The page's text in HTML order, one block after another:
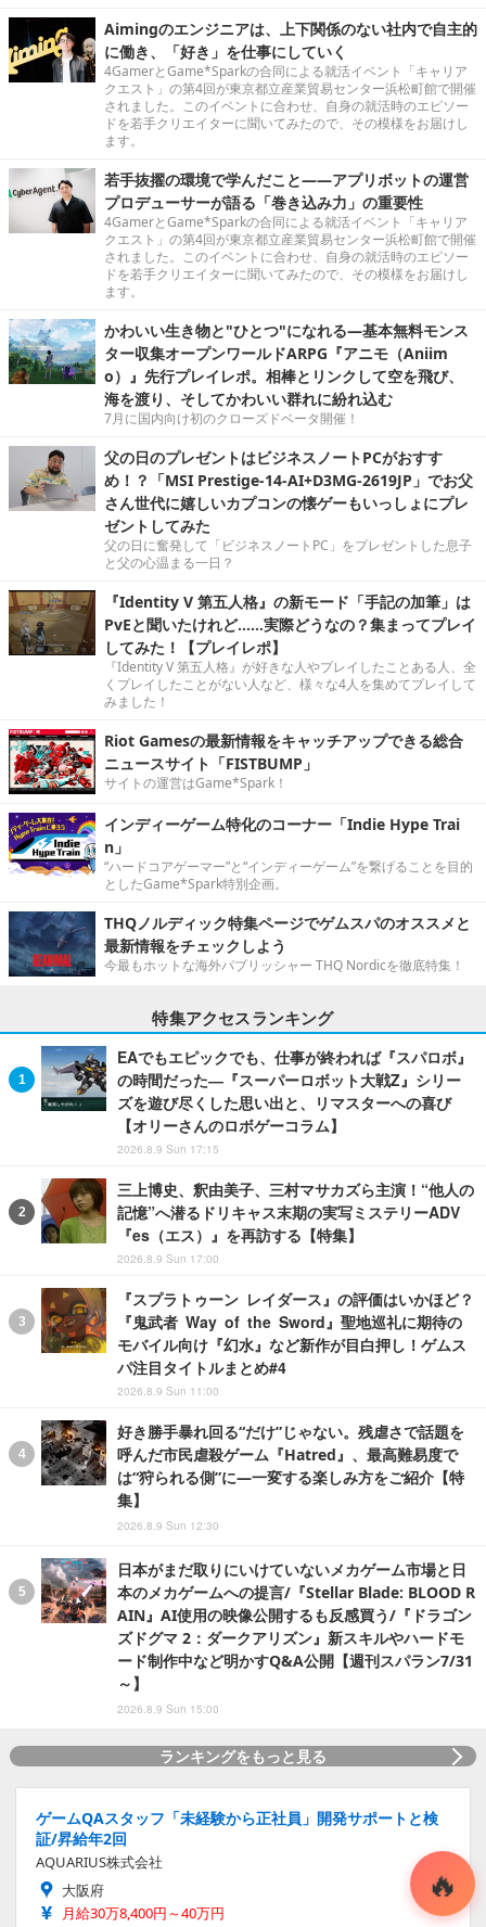
Aimingのエンジニアは、上下関係のない社内で自主的
に働き、「好き」を仕事にしていく
4GamerとGame*Sparkの合同による就活イベント「キャリア
クエスト」の第4回が東京都立産業貿易センター浜松町館で開催
されました。このイベントに合わせ、自身の就活時のエピソー
ドを若手クリエイターに聞いてみたので、その模様をお届けし
ます。
若手抜擢の環境で学んだこと――アプリボットの運営
プロデューサーが語る「巻き込み力」の重要性
4GamerとGame*Sparkの合同による就活イベント「キャリア
クエスト」の第4回が東京都立産業貿易センター浜松町館で開催
されました。このイベントに合わせ、自身の就活時のエピソー
ドを若手クリエイターに聞いてみたので、その模様をお届けし
ます。
かわいい生き物と"ひとつ"になれる―基本無料モンス
ター収集オープンワールドARPG『アニモ（Aniim
o）』先行プレイレポ。相棒とリンクして空を飛び、
海を渡り、そしてかわいい群れに紛れ込む
7月に国内向け初のクローズドベータ開催！
父の日のプレゼントはビジネスノートPCがおすす
め！？「MSI Prestige-14-AI+D3MG-2619JP」でお父
さん世代に嬉しいカプコンの懐ゲーもいっしょにプレ
ゼントしてみた
父の日に奮発して「ビジネスノートPC」をプレゼントした息子
と父の心温まる一日？
『Identity V 第五人格』の新モード「手記の加筆」は
PvEと聞いたけれど……実際どうなの？集まってプレイ
してみた！【プレイレポ】
『Identity V 第五人格』が好きな人やプレイしたことある人、全
くプレイしたことがない人など、様々な4人を集めてプレイして
みました！
Riot Gamesの最新情報をキャッチアップできる総合
ニュースサイト「FISTBUMP」
サイトの運営はGame*Spark！
インディーゲーム特化のコーナー「Indie Hype Trai
n」
“ハードコアゲーマー”と“インディーゲーム”を繋げることを目的
としたGame*Spark特別企画。
THQノルディック特集ページでゲムスパのオススメと
最新情報をチェックしよう
今最もホットな海外パブリッシャー THQ Nordicを徹底特集！
特集アクセスランキング
EAでもエピックでも、仕事が終われば『スパロボ』
の時間だった―『スーパーロボット大戦Z』シリー
ズを遊び尽くした思い出と、リマスターへの喜び
【オリーさんのロボゲーコラム】
2026.8.9 Sun 17:15
三上博史、釈由美子、三村マサカズら主演！“他人の
記憶”へ潜るドリキャス末期の実写ミステリーADV
『es（エス）』を再訪する【特集】
2026.8.9 Sun 17:00
『スプラトゥーン レイダース』の評価はいかほど？
『鬼武者 Way of the Sword』聖地巡礼に期待の
モバイル向け『幻水』など新作が目白押し！ゲムス
パ注目タイトルまとめ#4
2026.8.9 Sun 11:00
好き勝手暴れ回る“だけ”じゃない。残虐さで話題を
呼んだ市民虐殺ゲーム『Hatred』、最高難易度で
は“狩られる側”に―一変する楽しみ方をご紹介【特
集】
2026.8.9 Sun 12:30
日本がまだ取りにいけていないメカゲーム市場と日
本のメカゲームへの提言/『Stellar Blade: BLOOD R
AIN』AI使用の映像公開するも反感買う/『ドラゴン
ズドグマ 2：ダークアリズン』新スキルやハードモ
ード制作中など明かすQ&A公開【週刊スパラン7/31
～】
2026.8.9 Sun 15:00
ランキングをもっと見る
ゲームQAスタッフ「未経験から正社員」開発サポートと検
証/昇給年2回
AQUARIUS株式会社
大阪府
月給30万8,400円～40万円